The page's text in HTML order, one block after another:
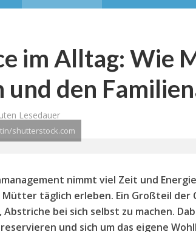
im Alltag: Wie
und den
Lesedauer
shutterstock.com
nimmt viel Zeit und
täglich erleben. Ein Großteil
bei sich selbst zu machen.
und sich um das eigene